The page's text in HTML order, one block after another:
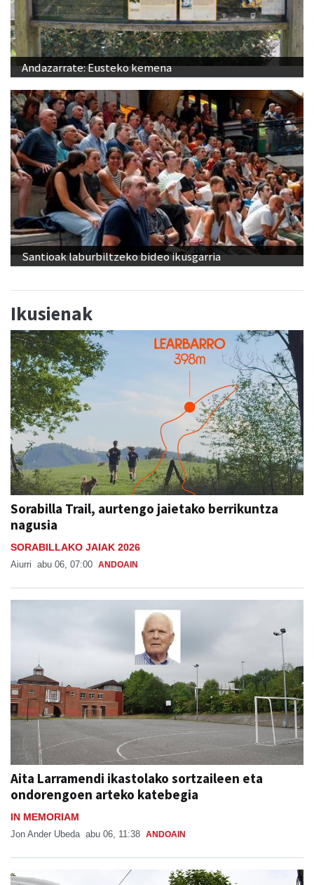
Andazarrate: Eusteko kemena
Santioak laburbiltzeko bideo ikusgarria
Ikusienak
Sorabilla Trail, aurtengo jaietako berrikuntza
nagusia
SORABILLAKO JAIAK 2026
Aiurri abu 06, 07:00 ANDOAIN
Aita Larramendi ikastolako sortzaileen eta
ondorengoen arteko katebegia
IN MEMORIAM
Jon Ander Ubeda abu 06, 11:38 ANDOAIN